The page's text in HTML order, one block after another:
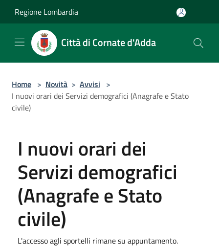
Regione Lombardia
Città di Cornate d'Adda
Home > Novità > Avvisi >
I nuovi orari dei Servizi demografici (Anagrafe e Stato
civile)
I nuovi orari dei
Servizi demografici
(Anagrafe e Stato
civile)
L'accesso agli sportelli rimane su appuntamento.